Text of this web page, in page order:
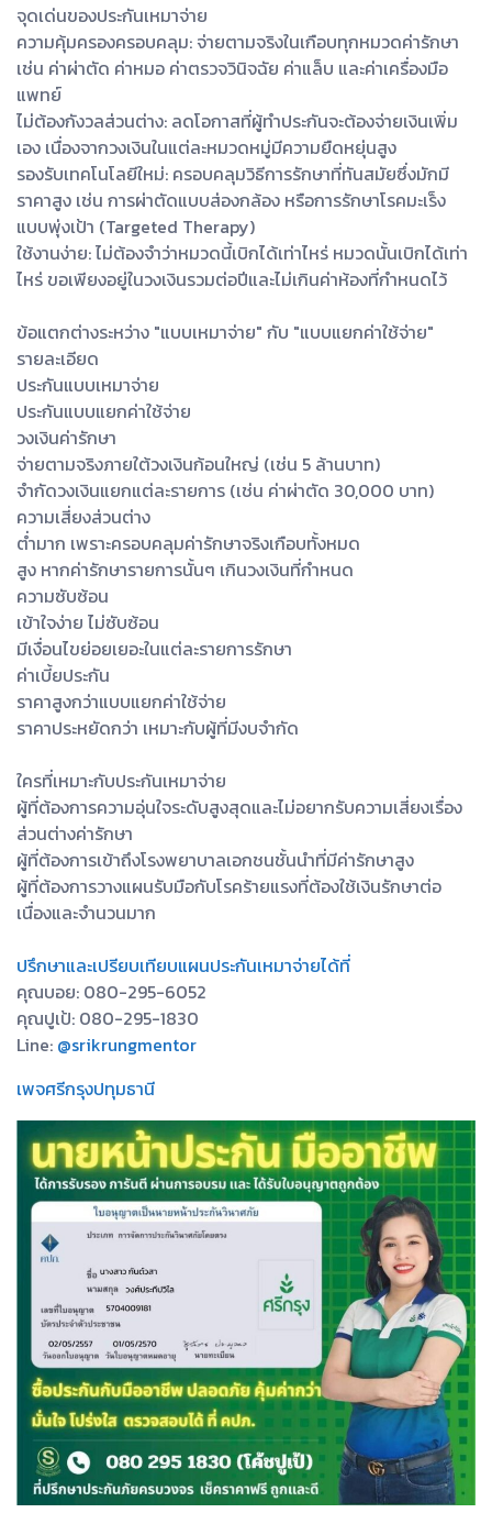
จุดเด่นของประกันเหมาจ่าย
ความคุ้มครองครอบคลุม: จ่ายตามจริงในเกือบทุกหมวดค่ารักษา
เช่น ค่าผ่าตัด ค่าหมอ ค่าตรวจวินิจฉัย ค่าแล็บ และค่าเครื่องมือ
แพทย์
ไม่ต้องกังวลส่วนต่าง: ลดโอกาสที่ผู้ทำประกันจะต้องจ่ายเงินเพิ่ม
เอง เนื่องจากวงเงินในแต่ละหมวดหมู่มีความยืดหยุ่นสูง
รองรับเทคโนโลยีใหม่: ครอบคลุมวิธีการรักษาที่ทันสมัยซึ่งมักมี
ราคาสูง เช่น การผ่าตัดแบบส่องกล้อง หรือการรักษาโรคมะเร็ง
แบบพุ่งเป้า (Targeted Therapy)
ใช้งานง่าย: ไม่ต้องจำว่าหมวดนี้เบิกได้เท่าไหร่ หมวดนั้นเบิกได้เท่า
ไหร่ ขอเพียงอยู่ในวงเงินรวมต่อปีและไม่เกินค่าห้องที่กำหนดไว้
ข้อแตกต่างระหว่าง "แบบเหมาจ่าย" กับ "แบบแยกค่าใช้จ่าย"
รายละเอียด
ประกันแบบเหมาจ่าย
ประกันแบบแยกค่าใช้จ่าย
วงเงินค่ารักษา
จ่ายตามจริงภายใต้วงเงินก้อนใหญ่ (เช่น 5 ล้านบาท)
จำกัดวงเงินแยกแต่ละรายการ (เช่น ค่าผ่าตัด 30,000 บาท)
ความเสี่ยงส่วนต่าง
ต่ำมาก เพราะครอบคลุมค่ารักษาจริงเกือบทั้งหมด
สูง หากค่ารักษารายการนั้นๆ เกินวงเงินที่กำหนด
ความซับซ้อน
เข้าใจง่าย ไม่ซับซ้อน
มีเงื่อนไขย่อยเยอะในแต่ละรายการรักษา
ค่าเบี้ยประกัน
ราคาสูงกว่าแบบแยกค่าใช้จ่าย
ราคาประหยัดกว่า เหมาะกับผู้ที่มีงบจำกัด
ใครที่เหมาะกับประกันเหมาจ่าย
ผู้ที่ต้องการความอุ่นใจระดับสูงสุดและไม่อยากรับความเสี่ยงเรื่อง
ส่วนต่างค่ารักษา
ผู้ที่ต้องการเข้าถึงโรงพยาบาลเอกชนชั้นนำที่มีค่ารักษาสูง
ผู้ที่ต้องการวางแผนรับมือกับโรคร้ายแรงที่ต้องใช้เงินรักษาต่อ
เนื่องและจำนวนมาก
ปรึกษาและเปรียบเทียบแผนประกันเหมาจ่ายได้ที่
คุณบอย: 080-295-6052
คุณปูเป้: 080-295-1830
Line: @srikrungmentor
เพจศรีกรุงปทุมธานี